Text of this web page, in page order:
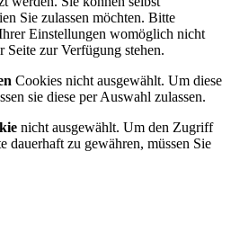
Sie zulassen möchten. Bitte
Einstellungen womöglich nicht
Seite zur Verfügung stehen.
Cookies nicht ausgewählt. Um diese
sie diese per Auswahl zulassen.
nicht ausgewählt. Um den Zugriff
dauerhaft zu gewähren, müssen Sie